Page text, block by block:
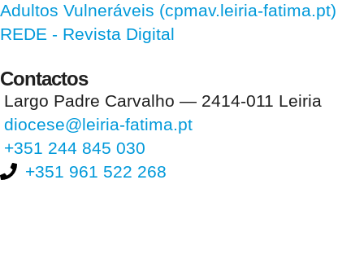
Adultos Vulneráveis (cpmav.leiria-fatima.pt)
REDE - Revista Digital
Contactos
Largo Padre Carvalho — 2414-011 Leiria
diocese@leiria-fatima.pt
+351 244 845 030
+351 961 522 268